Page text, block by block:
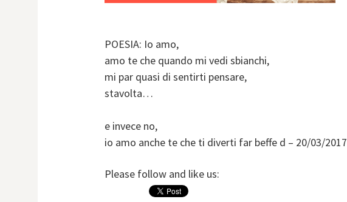
POESIA: Io amo,
amo te che quando mi vedi sbianchi,
mi par quasi di sentirti pensare,
stavolta…
e invece no,
io amo anche te che ti diverti far beffe d – 20/03/2017
Please follow and like us: